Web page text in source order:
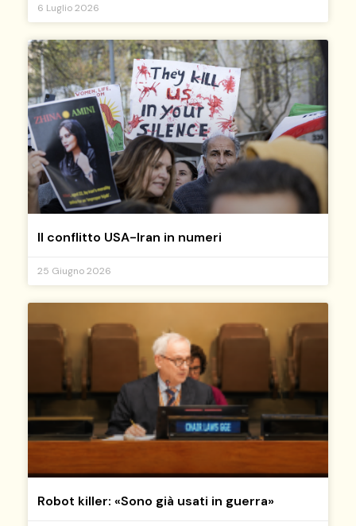
6 Luglio 2026
Il conflitto USA-Iran in numeri
25 Giugno 2026
Robot killer: «Sono già usati in guerra»